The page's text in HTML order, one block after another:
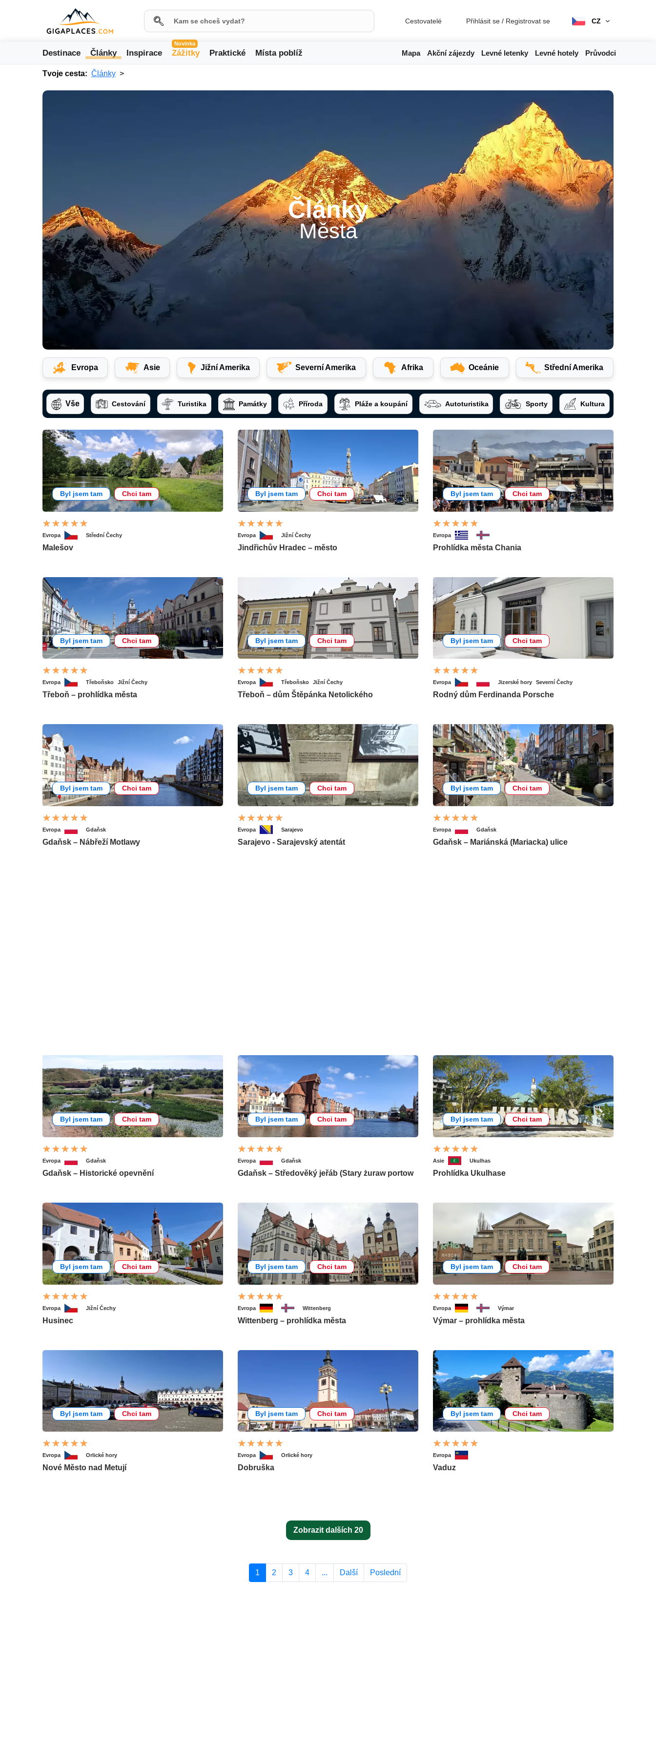
Cestovatelé Přihlásit se / Registrovat se CZ
Destinace Články Inspirace
Novinka
Zážitky Praktické Místa poblíž Mapa Akční zájezdy Levné letenky Levné hotely Průvodci
Tvoje cesta: Články
Články
Města
Evropa Asie Jižní Amerika Severní Amerika Afrika Oceánie Střední Amerika
Vše Cestování Turistika Památky Příroda Pláže a koupání Autoturistika Sporty Kultura
Byl jsem tam Chci tam
Evropa Střední Čechy
Malešov
Byl jsem tam Chci tam
Evropa Jižní Čechy
Jindřichův Hradec – město
Byl jsem tam Chci tam
Evropa
Prohlídka města Chania
Byl jsem tam Chci tam
Evropa Třeboňsko Jižní Čechy
Třeboň – prohlídka města
Byl jsem tam Chci tam
Evropa Třeboňsko Jižní Čechy
Třeboň – dům Štěpánka Netolického
Byl jsem tam Chci tam
Evropa Jizerské hory Severní Čechy
Rodný dům Ferdinanda Porsche
Byl jsem tam Chci tam
Evropa Gdaňsk
Gdaňsk – Nábřeží Motlawy
Byl jsem tam Chci tam
Evropa Sarajevo
Sarajevo - Sarajevský atentát
Byl jsem tam Chci tam
Evropa Gdaňsk
Gdaňsk – Mariánská (Mariacka) ulice
Byl jsem tam Chci tam
Evropa Gdaňsk
Gdaňsk – Historické opevnění
Byl jsem tam Chci tam
Evropa Gdaňsk
Gdaňsk – Středověký jeřáb (Stary żuraw portow
Byl jsem tam Chci tam
Asie Ukulhas
Prohlídka Ukulhase
Byl jsem tam Chci tam
Evropa Jižní Čechy
Husinec
Byl jsem tam Chci tam
Evropa Wittenberg
Wittenberg – prohlídka města
Byl jsem tam Chci tam
Evropa Výmar
Výmar – prohlídka města
Byl jsem tam Chci tam
Evropa Orlické hory
Nové Město nad Metují
Byl jsem tam Chci tam
Evropa Orlické hory
Dobruška
Byl jsem tam Chci tam
Evropa
Vaduz
Zobrazit dalších 20
1 2 3 4 ... Další Poslední